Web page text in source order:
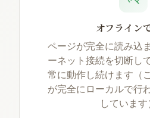
オフライン
ページが完全に読み込
ーネット接続を切断し
常に動作し続けます（
が完全にローカルで行
しています